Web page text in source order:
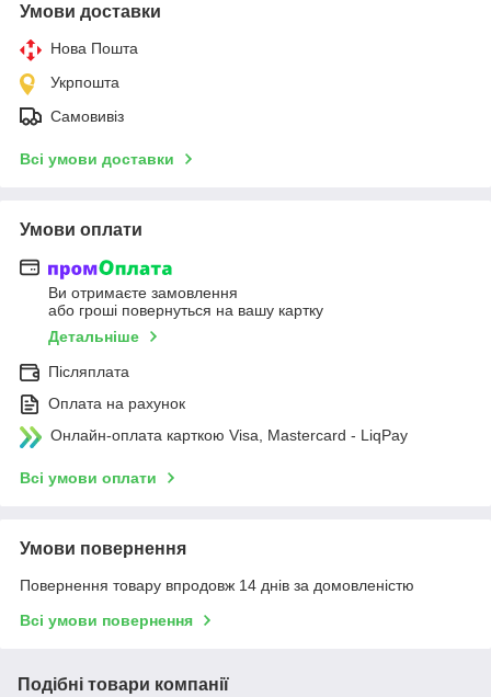
Умови доставки
Нова Пошта
Укрпошта
Самовивіз
Всі умови доставки
Умови оплати
Ви отримаєте замовлення
або гроші повернуться на вашу картку
Детальніше
Післяплата
Оплата на рахунок
Онлайн-оплата карткою Visa, Mastercard - LiqPay
Всі умови оплати
Умови повернення
Повернення товару впродовж 14 днів за домовленістю
Всі умови повернення
Подібні товари компанії